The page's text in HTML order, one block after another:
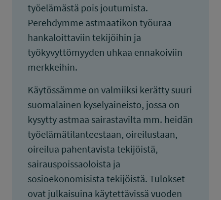
työelämästä pois joutumista.
Perehdymme astmaatikon työuraa
hankaloittaviin tekijöihin ja
työkyvyttömyyden uhkaa ennakoiviin
merkkeihin.
Käytössämme on valmiiksi kerätty suuri
suomalainen kyselyaineisto, jossa on
kysytty astmaa sairastavilta mm. heidän
työelämätilanteestaan, oireilustaan,
oireilua pahentavista tekijöistä,
sairauspoissaoloista ja
sosioekonomisista tekijöistä. Tulokset
ovat julkaisuina käytettävissä vuoden